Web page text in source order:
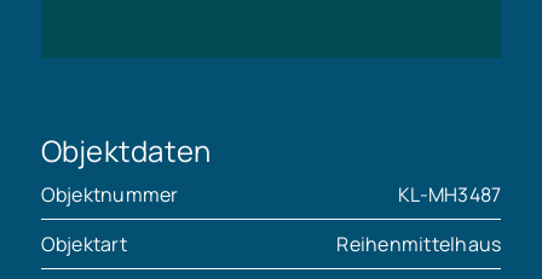
Objektdaten
Objektnummer
KL-MH3487
Objektart
Reihenmittelhaus